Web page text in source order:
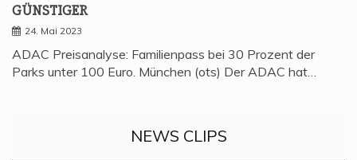
GÜNSTIGER
24. Mai 2023
ADAC Preisanalyse: Familienpass bei 30 Prozent der
Parks unter 100 Euro. München (ots) Der ADAC hat…
NEWS CLIPS